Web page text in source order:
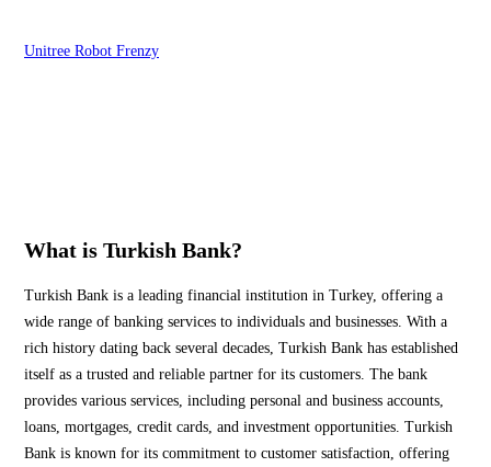
Unitree Robot Frenzy
What is Turkish Bank?
Turkish Bank is a leading financial institution in Turkey, offering a
wide range of banking services to individuals and businesses. With a
rich history dating back several decades, Turkish Bank has established
itself as a trusted and reliable partner for its customers. The bank
provides various services, including personal and business accounts,
loans, mortgages, credit cards, and investment opportunities. Turkish
Bank is known for its commitment to customer satisfaction, offering